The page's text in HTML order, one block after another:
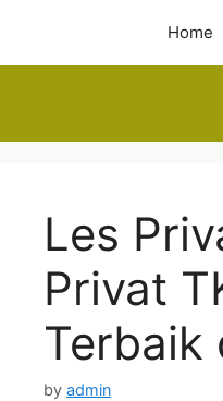
content
Home
Les
Privat
Terbaik
by admin